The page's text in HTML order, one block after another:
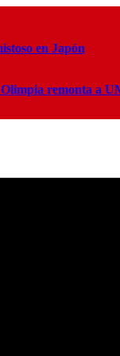
en Japón
remonta a